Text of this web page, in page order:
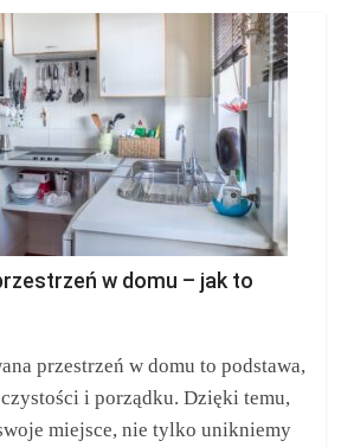
w domu – jak to
przestrzeń w domu to podstawa,
i porządku. Dzięki temu,
miejsce, nie tylko unikniemy